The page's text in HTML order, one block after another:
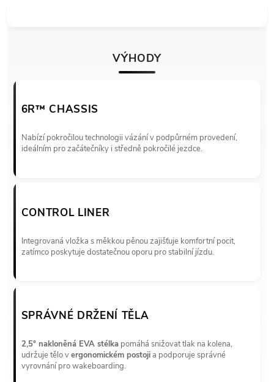
VÝHODY
6R™ CHASSIS
Nabízí pokročilou technologii vázání v podpůrném provedení,
ideálním pro začátečníky i středně pokročilé jezdce.
CONTROL LINER
Integrovaná vložka s měkkou pěnou zajišťuje komfortní pocit,
zatímco poskytuje dostatečnou oporu pro stabilní jízdu.
SPRÁVNÉ DRŽENÍ TĚLA
2,5° nakloněná EVA stélkapomáhá snižovat tlak na kolena,
udržuje tělo vergonomickém postojia podporuje správné
vyrovnání pro wakeboarding.